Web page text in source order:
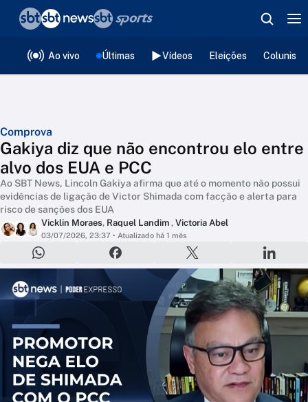
Ao vivo Últimas Vídeos Eleições
Comprova
Gakiya diz que não encontrou elo entre
alvo dos EUA e PCC
Ao SBT News, Lincoln Gakiya afirma que até o momento não possui
evidências de ligação de Victor Shimada com facção e alerta para
risco de sanções dos EUA
Vicklin Moraes, Raquel Landim , Victoria Abel
03/07/2026, 23:37 • Atualizado há 1 mês
❮voltar
Editorias